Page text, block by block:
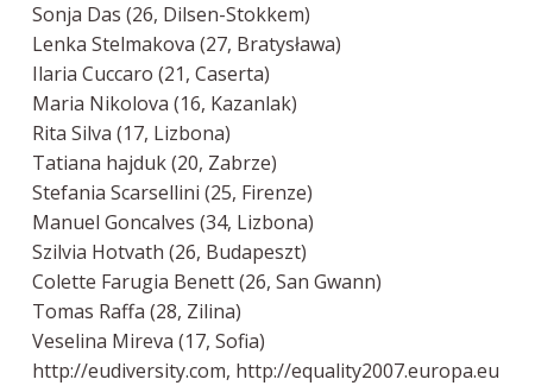
Sonja Das (26, Dilsen-Stokkem)
Lenka Stelmakova (27, Bratysława)
Ilaria Cuccaro (21, Caserta)
Maria Nikolova (16, Kazanlak)
Rita Silva (17, Lizbona)
Tatiana hajduk (20, Zabrze)
Stefania Scarsellini (25, Firenze)
Manuel Goncalves (34, Lizbona)
Szilvia Hotvath (26, Budapeszt)
Colette Farugia Benett (26, San Gwann)
Tomas Raffa (28, Zilina)
Veselina Mireva (17, Sofia)
http://eudiversity.com, http://equality2007.europa.eu